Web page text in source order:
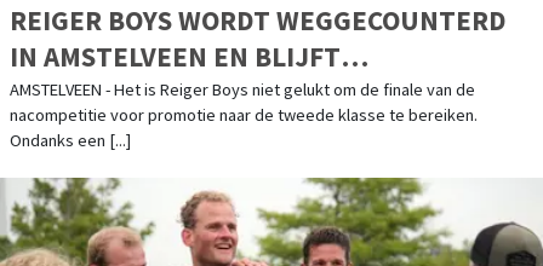
REIGER BOYS WORDT WEGGECOUNTERD
IN AMSTELVEEN EN BLIJFT
DERDEKLASSER
AMSTELVEEN - Het is Reiger Boys niet gelukt om de finale van de
nacompetitie voor promotie naar de tweede klasse te bereiken.
Ondanks een [...]